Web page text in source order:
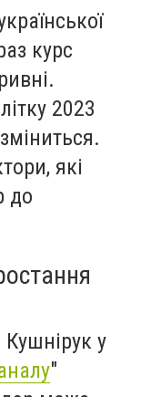
курс
2023
які
до
у
"